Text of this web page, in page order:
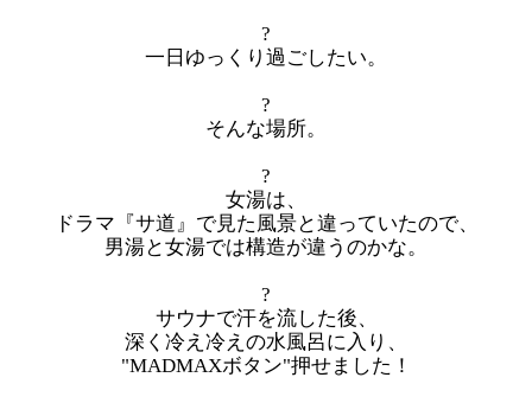
?
一日ゆっくり過ごしたい。
?
そんな場所。
?
女湯は、
ドラマ『サ道』で見た風景と違っていたので、
男湯と女湯では構造が違うのかな。
?
サウナで汗を流した後、
深く冷え冷えの水風呂に入り、
"MADMAXボタン"押せました！